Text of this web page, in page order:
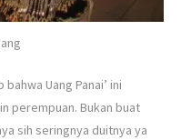
Uang Panai’ ini
perempuan. Bukan buat
sih seringnya duitnya ya